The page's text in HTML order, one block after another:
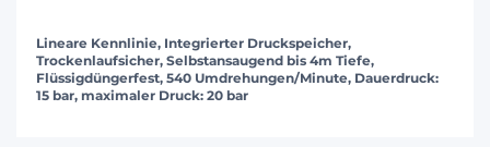
Lineare Kennlinie, Integrierter Druckspeicher,
Trockenlaufsicher, Selbstansaugend bis 4m Tiefe,
Flüssigdüngerfest, 540 Umdrehungen/Minute, Dauerdruck:
15 bar, maximaler Druck: 20 bar